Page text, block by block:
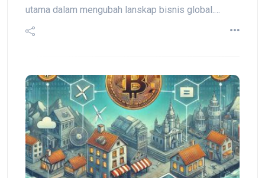
utama dalam mengubah lanskap bisnis global.…